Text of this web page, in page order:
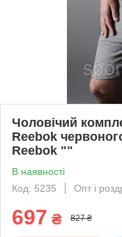
Чоловічий
Reebok
Reebok ""
В наявності
Код: 5235
Опт і
697 ₴ 827 ₴